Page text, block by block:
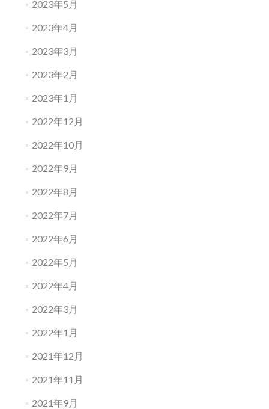
2023年5月
2023年4月
2023年3月
2023年2月
2023年1月
2022年12月
2022年10月
2022年9月
2022年8月
2022年7月
2022年6月
2022年5月
2022年4月
2022年3月
2022年1月
2021年12月
2021年11月
2021年9月